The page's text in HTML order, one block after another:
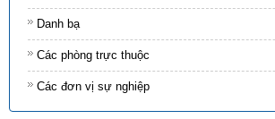
Danh bạ
Các phòng trực thuộc
Các đơn vị sự nghiệp